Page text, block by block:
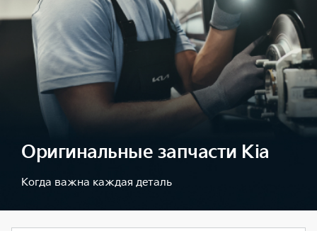
Оригинальные запчасти Kia
Когда важна каждая деталь